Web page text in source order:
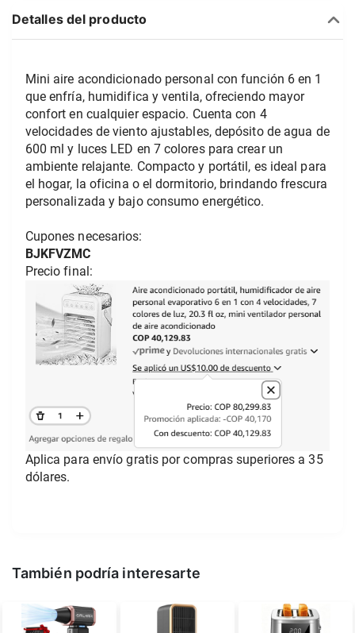
Detalles del producto
Mini aire acondicionado personal con función 6 en 1
que enfría, humidifica y ventila, ofreciendo mayor
confort en cualquier espacio. Cuenta con 4
velocidades de viento ajustables, depósito de agua de
600 ml y luces LED en 7 colores para crear un
ambiente relajante. Compacto y portátil, es ideal para
el hogar, la oficina o el dormitorio, brindando frescura
personalizada y bajo consumo energético.
Cupones necesarios:
BJKFVZMC
Precio final:
Aplica para envío gratis por compras superiores a 35
dólares.
También podría interesarte